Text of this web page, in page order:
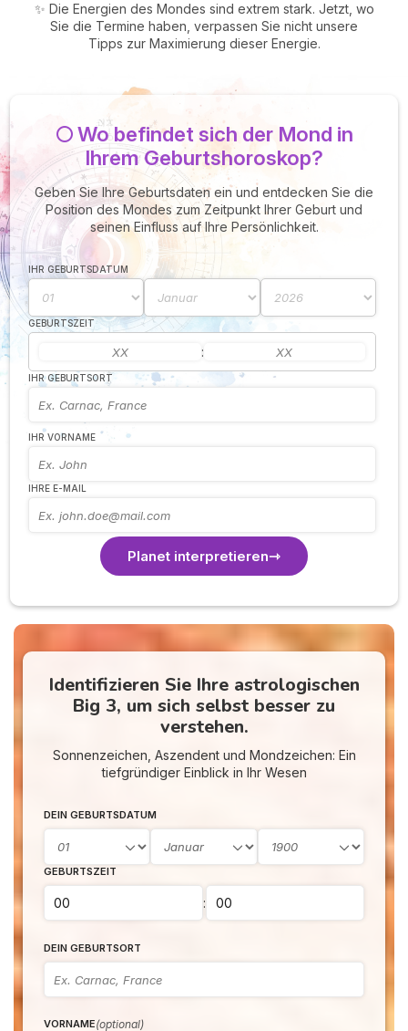
✨ Die Energien des Mondes sind extrem stark. Jetzt, wo
Sie die Termine haben, verpassen Sie nicht unsere
Tipps zur Maximierung dieser Energie.
🌕 Wo befindet sich der Mond in
Ihrem Geburtshoroskop?
Geben Sie Ihre Geburtsdaten ein und entdecken Sie die
Position des Mondes zum Zeitpunkt Ihrer Geburt und
seinen Einfluss auf Ihre Persönlichkeit.
IHR GEBURTSDATUM
GEBURTSZEIT
:
IHR GEBURTSORT
IHR VORNAME
IHRE E-MAIL
Planet interpretieren
Identifizieren Sie Ihre astrologischen
Big 3, um sich selbst besser zu
verstehen.
Sonnenzeichen, Aszendent und Mondzeichen: Ein
tiefgründiger Einblick in Ihr Wesen
DEIN GEBURTSDATUM
GEBURTSZEIT
:
DEIN GEBURTSORT
VORNAME(optional)